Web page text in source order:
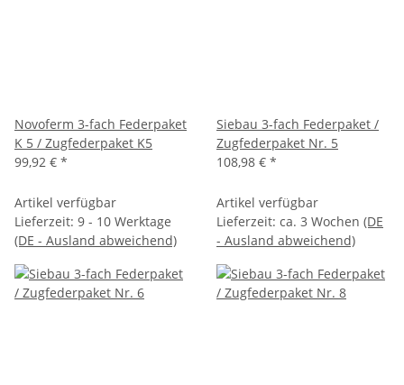
Novoferm 3-fach Federpaket
K 5 / Zugfederpaket K5
99,92 € *
Artikel verfügbar
Lieferzeit: 9 - 10 Werktage
(DE - Ausland abweichend)
Siebau 3-fach Federpaket /
Zugfederpaket Nr. 5
108,98 € *
Artikel verfügbar
Lieferzeit: ca. 3 Wochen (DE
- Ausland abweichend)